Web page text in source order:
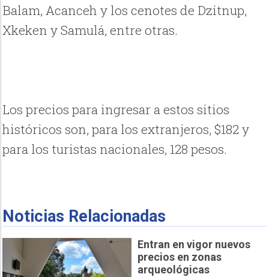
Balam, Acanceh y los cenotes de Dzitnup,
Xkeken y Samulá, entre otras.
Los precios para ingresar a estos sitios
históricos son, para los extranjeros, $182 y
para los turistas nacionales, 128 pesos.
Noticias Relacionadas
Entran en vigor nuevos
precios en zonas
arqueológicas